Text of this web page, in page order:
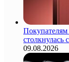
Покупателям
столкнулась
09.08.2026